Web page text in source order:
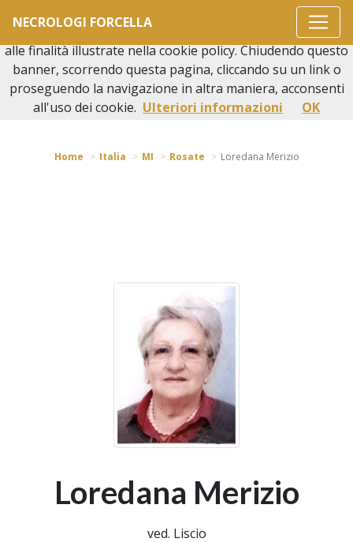
NECROLOGI FORCELLA
Torna indietro
Home Italia MI Rosate Loredana Merizio
Loredana Merizio
ved. Liscio
Questo sito o gli strumenti terzi da questo utilizzati si
avvalgono di cookie necessari al funzionamento ed utili
alle finalità illustrate nella cookie policy. Chiudendo questo
banner, scorrendo questa pagina, cliccando su un link o
proseguendo la navigazione in altra maniera, acconsenti
all'uso dei cookie. Ulteriori informazioni OK